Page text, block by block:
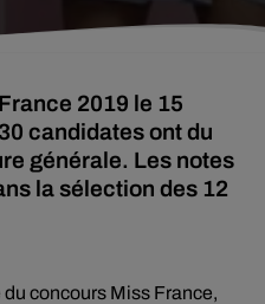
2019 le 15
candidates ont du
générale. Les notes
la sélection des 12
concours Miss France,